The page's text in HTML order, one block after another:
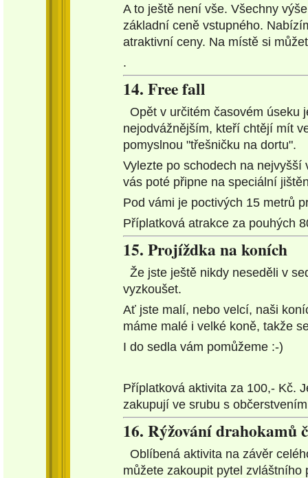
A to ještě není vše. Všechny
základní ceně vstupného.
atraktivní ceny. Na místě si
.
14. Free fall
Opět v určitém časovém úseku
nejodvážnějším, kteří chtějí mít
pomyslnou "třešničku na dortu".
Vylezte po schodech na
vás poté připne na speciální
Pod vámi je poctivých 15 metrů
Příplatková atrakce za pouhých
15. Projíždka na koních
Že jste ještě nikdy neseděli v
vyzkoušet.
Ať jste malí, nebo velcí, naši
máme malé i velké koně, takže
I do sedla vám pomůžeme :-)
Příplatková aktivita za 100,- Kč.
zakupují ve srubu s
16. Rýžování drahokamů
Oblíbená aktivita na závěr
můžete zakoupit pytel